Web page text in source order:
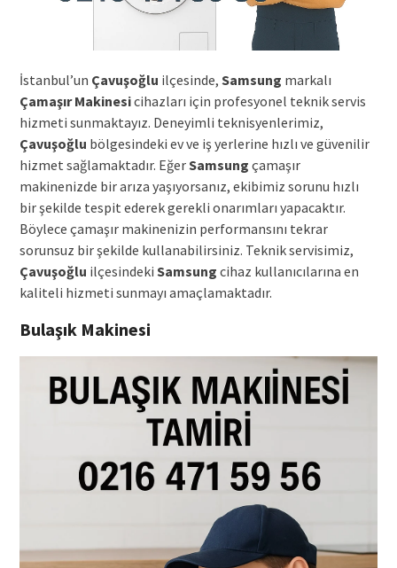
İstanbul’un Çavuşoğlu ilçesinde, Samsung markalı
Çamaşır Makinesicihazları için profesyonel teknik servis
hizmeti sunmaktayız. Deneyimli teknisyenlerimiz,
Çavuşoğlu bölgesindeki ev ve iş yerlerine hızlı ve güvenilir
hizmet sağlamaktadır. EğerSamsung çamaşır
makinenizde bir arıza yaşıyorsanız, ekibimiz sorunu hızlı
bir şekilde tespit ederek gerekli onarımları yapacaktır.
Böylece çamaşır makinenizin performansını tekrar
sorunsuz bir şekilde kullanabilirsiniz. Teknik servisimiz,
Çavuşoğlu ilçesindeki Samsung cihaz kullanıcılarına en
kaliteli hizmeti sunmayı amaçlamaktadır.
Bulaşık Makinesi